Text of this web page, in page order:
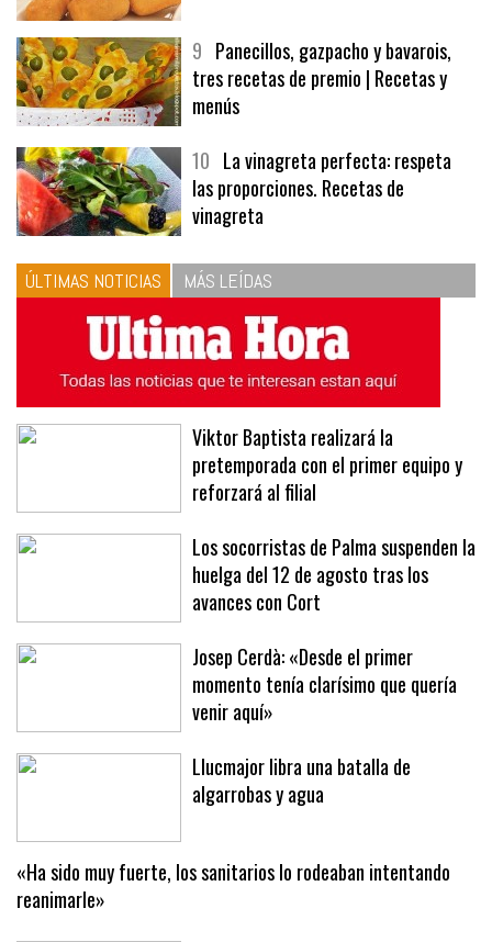
9Panecillos, gazpacho y bavarois,
tres recetas de premio | Recetas y
menús
10La vinagreta perfecta: respeta
las proporciones. Recetas de
vinagreta
ÚLTIMAS NOTICIAS MÁS LEÍDAS
Viktor Baptista realizará la
pretemporada con el primer equipo y
reforzará al filial
Los socorristas de Palma suspenden la
huelga del 12 de agosto tras los
avances con Cort
Josep Cerdà: «Desde el primer
momento tenía clarísimo que quería
venir aquí»
Llucmajor libra una batalla de
«Ha sido muy fuerte, los sanitarios lo rodeaban intentando